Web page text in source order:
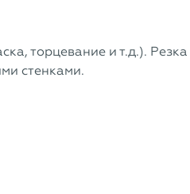
торцевание и т.д.). Резка
стенками.